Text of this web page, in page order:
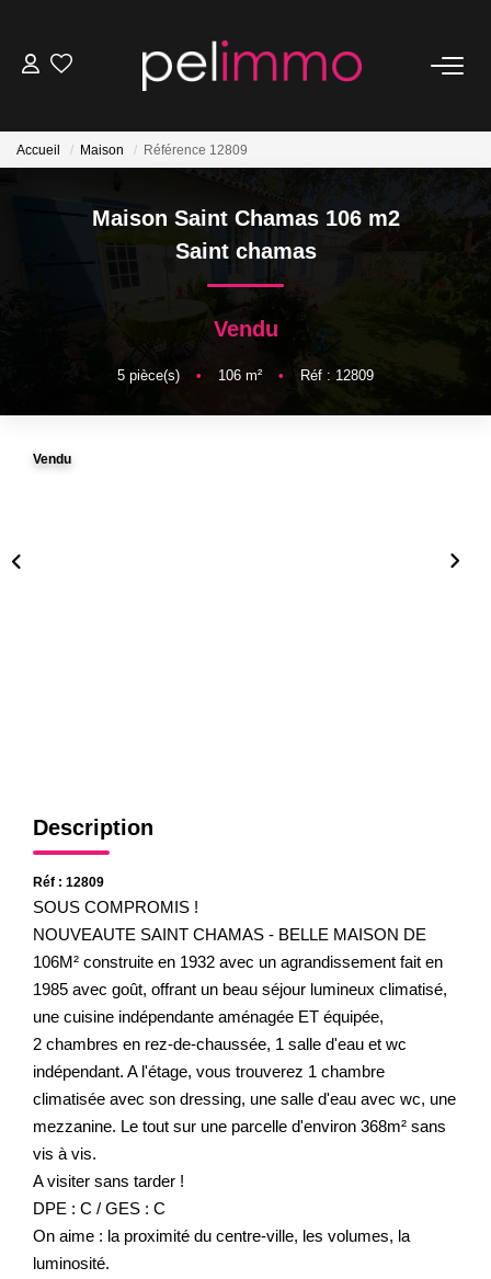
NOS SERVICES
Accueil Maison Référence 12809
Maison Saint Chamas 106 m2
Saint chamas
Vendu
5 pièce(s) • 106 m² • Réf : 12809
Vendu
Description
Réf : 12809
SOUS COMPROMIS !
NOUVEAUTE SAINT CHAMAS - BELLE MAISON DE
106M² construite en 1932 avec un agrandissement fait en
1985 avec goût, offrant un beau séjour lumineux climatisé,
une cuisine indépendante aménagée ET équipée,
2 chambres en rez-de-chaussée, 1 salle d'eau et wc
indépendant. A l'étage, vous trouverez 1 chambre
climatisée avec son dressing, une salle d'eau avec wc, une
mezzanine. Le tout sur une parcelle d'environ 368m² sans
vis à vis.
A visiter sans tarder !
DPE : C / GES : C
On aime : la proximité du centre-ville, les volumes, la
luminosité.